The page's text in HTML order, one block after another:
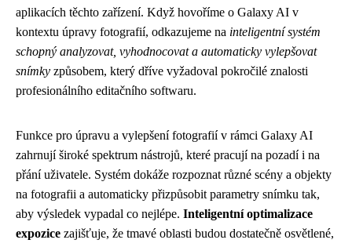
aplikacích těchto zařízení. Když hovoříme o Galaxy AI v
kontextu úpravy fotografií, odkazujeme na inteligentní systém
schopný analyzovat, vyhodnocovat a automaticky vylepšovat
snímky způsobem, který dříve vyžadoval pokročilé znalosti
profesionálního editačního softwaru.
Funkce pro úpravu a vylepšení fotografií v rámci Galaxy AI
zahrnují široké spektrum nástrojů, které pracují na pozadí i na
přání uživatele. Systém dokáže rozpoznat různé scény a objekty
na fotografii a automaticky přizpůsobit parametry snímku tak,
aby výsledek vypadal co nejlépe. Inteligentní optimalizace
expozice zajišťuje, že tmavé oblasti budou dostatečně osvětlené,